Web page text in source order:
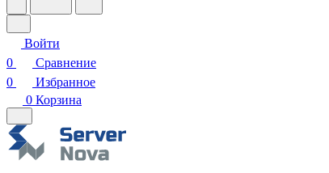
Войти
0
Сравнение
0
Избранное
0 Корзина